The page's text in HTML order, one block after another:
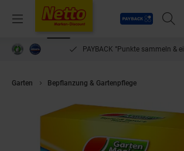
Menü
Payback
PAYBACK °Punkte sammeln &
Garten Bepflanzung & Gartenpflege